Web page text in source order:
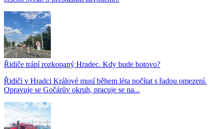
Řidiče trápí rozkopaný Hradec. Kdy bude hotovo?
Řidiči v Hradci Králové musí během léta počítat s řadou omezení.
Opravuje se Gočárův okruh, pracuje se na...